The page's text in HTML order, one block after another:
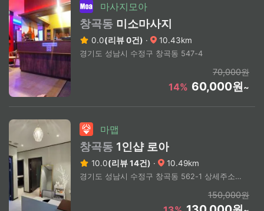
마사지모아
창곡동 미소마사지
0.0(리뷰 0건) · 10.43km
경기도 성남시 수정구 창곡동 547-4
70,000원
14% 60,000원~
마맵
창곡동 1인샵 로아
10.0(리뷰 14건) · 10.49km
경기도 성남시 수정구 창곡동 562-1 상세주소문의
150,000원